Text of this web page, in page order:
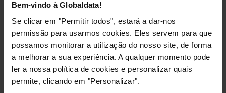
Bem-vindo à Globaldata!
Se clicar em "Permitir todos", estará a dar-nos
permissão para usarmos cookies. Eles servem para que
possamos monitorar a utilização do nosso site, de forma
a melhorar a sua experiência. A qualquer momento pode
ler a nossa política de cookies e personalizar quais
permite, clicando em "Personalizar".